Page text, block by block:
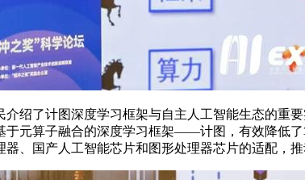
了计图深度学习框架与自主人工智能生态的重
于元算子融合的深度学习框架——计图，有效降低
、国产人工智能芯片和图形处理器芯片的适配，